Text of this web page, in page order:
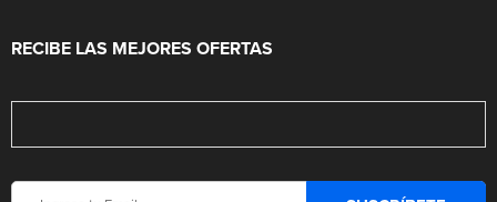
RECIBE LAS MEJORES OFERTAS